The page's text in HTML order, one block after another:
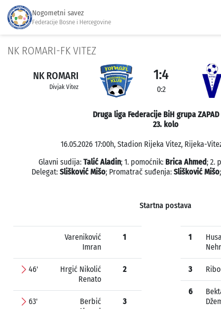
Nogometni savez
Federacije Bosne i Hercegovine
NK ROMARI-FK VITEZ
NK ROMARI
Divjak Vitez
1:4
0:2
Druga liga Federacije BiH grupa ZAPAD
23. kolo
16.05.2026 17:00h, Stadion Rijeka Vitez, Rijeka-
Glavni sudija: Talić Aladin; 1. pomoćnik: Brica Ahmed; 2.
Delegat: Slišković Mišo; Promatrač suđenja: Slišković Mišo
Startna postava
Vareniković
Imran
1
46'
Hrgić Nikolić
Renato
2
63'
Berbić
3
1
3
6